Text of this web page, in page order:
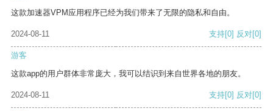
这款加速器VPM应用程序已经为我们带来了无限的隐私和自由。
2024-08-11 支持[0] 反对[0]
游客
这款app的用户群体非常庞大，我可以结识到来自世界各地的朋友。
2024-08-11 支持[0] 反对[0]